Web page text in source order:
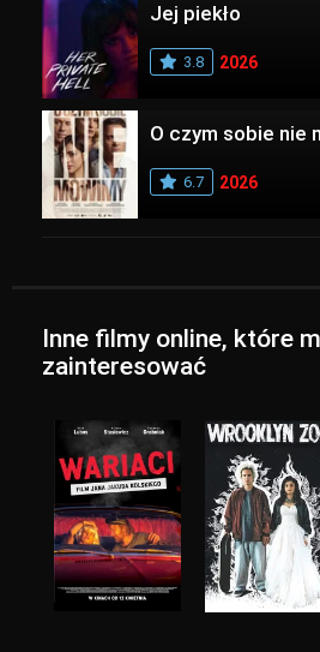
Jej piekło
3.8 2026
O czym sobie nie
6.7 2026
Inne filmy online, które
zainteresować